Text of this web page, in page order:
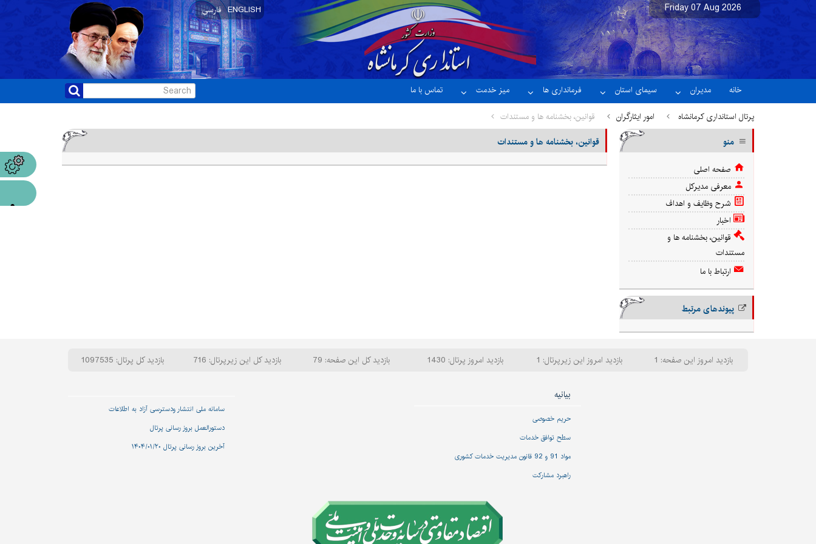
Friday 07 Aug 2026
نسخه آزمایشی
خانه مدیران سیمای استان فرمانداری ها میز خدمت تماس با ما
فارسی ENGLISH
پرتال استانداری کرمانشاه امور ایثارگران قوانین، بخشنامه ها و مستندات
قوانین، بخشنامه ها و مستندات منو
صفحه اصلی
معرفی مدیرکل
شرح وظایف و اهداف
اخبار
قوانین، بخشنامه ها و
مستندات
ارتباط با ما
پیوندهای مرتبط
بازدید امروز این صفحه: 1 بازدید امروز این زیرپرتال: 1 بازدید امروز پرتال: 1430 بازدید کل این صفحه: 79 بازدید کل این زیرپرتال: 716 بازدید کل پرتال: 1097535
بیانیه
حریم خصوصی
سطح توافق خدمات
مواد 91 و 92 قانون مدیریت خدمات کشوری
راهبرد مشارکت
سامانه ملی انتشار و‌دسترسی آزاد به اطلاعات
دستورالعمل بروز رسانی پرتال
آخرین بروز رسانی پرتال ۱۴۰۴/۰۱/۲۰